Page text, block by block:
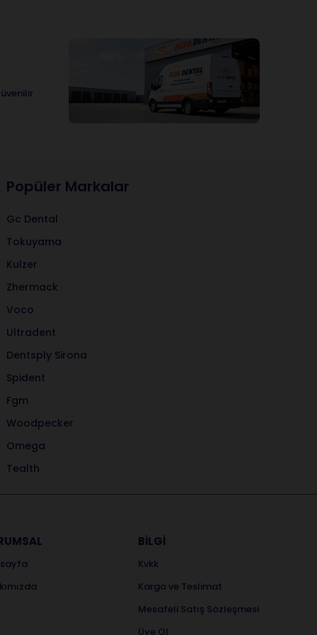
Popüler Markalar
Gc Dental
Tokuyama
Kulzer
Zhermack
Voco
Ultradent
Dentsply Sirona
Spident
Fgm
Woodpecker
Omega
Tealth
BİLGİ
Kvkk
Kargo ve Teslimat
Mesafeli Satış Sözleşmesi
Üye Ol